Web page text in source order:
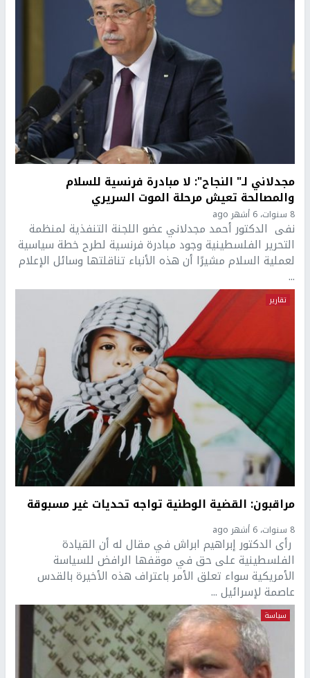
مجدلاني لـ" النجاح": لا مبادرة فرنسية للسلام
والمصالحة تعيش مرحلة الموت السريري
8 سنوات، 6 أشهر ago
نفى الدكتور أحمد مجدلاني عضو اللجنة التنفذية لمنظمة
التحرير الفلسطينية وجود مبادرة فرنسية لطرح خطة سياسية
لعملية السلام مشيرًا أن هذه الأنباء تناقلتها وسائل الإعلام
...
تقارير
مراقبون: القضية الوطنية تواجه تحديات غير مسبوقة
8 سنوات، 6 أشهر ago
رأى الدكتور إبراهيم ابراش في مقال له أن القيادة
الفلسطينية على حق في موقفها الرافض للسياسة
الأمريكية سواء تعلق الأمر باعتراف هذه الأخيرة بالقدس
عاصمة لإسرائيل ...
سياسة